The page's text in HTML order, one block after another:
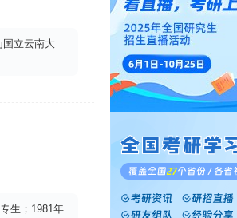
国立云南大
生；1981年
使用协议》